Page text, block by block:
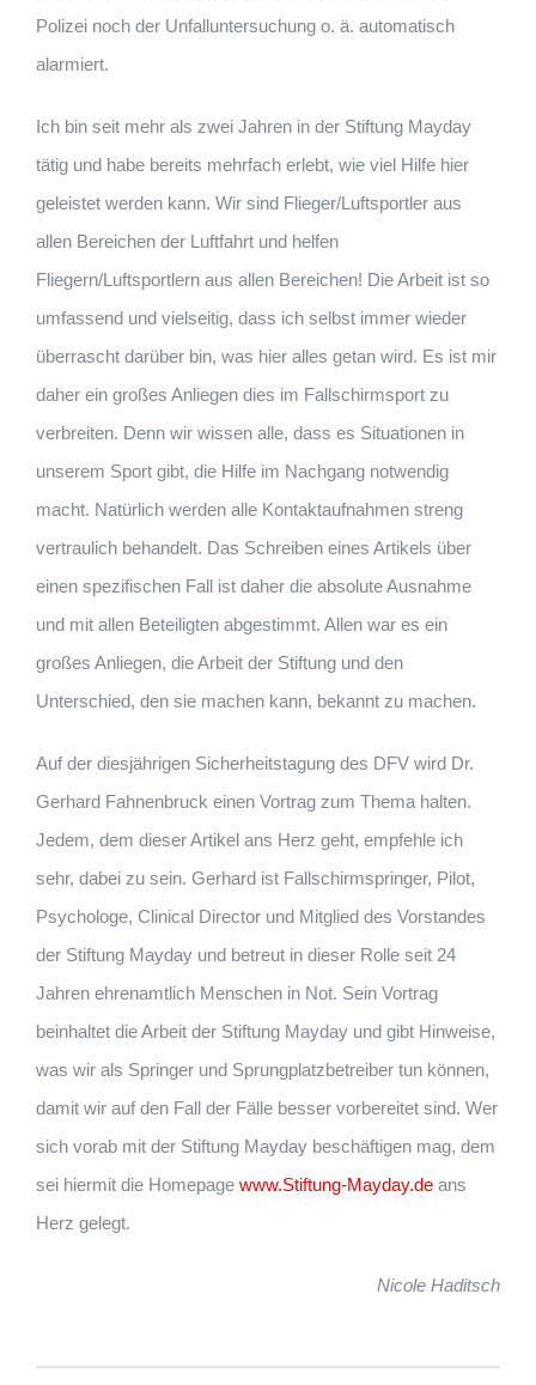
Polizei noch der Unfalluntersuchung o. ä. automatisch
alarmiert.
Ich bin seit mehr als zwei Jahren in der Stiftung Mayday
tätig und habe bereits mehrfach erlebt, wie viel Hilfe hier
geleistet werden kann. Wir sind Flieger/Luftsportler aus
allen Bereichen der Luftfahrt und helfen
Fliegern/Luftsportlern aus allen Bereichen! Die Arbeit ist so
umfassend und vielseitig, dass ich selbst immer wieder
überrascht darüber bin, was hier alles getan wird. Es ist mir
daher ein großes Anliegen dies im Fallschirmsport zu
verbreiten. Denn wir wissen alle, dass es Situationen in
unserem Sport gibt, die Hilfe im Nachgang notwendig
macht. Natürlich werden alle Kontaktaufnahmen streng
vertraulich behandelt. Das Schreiben eines Artikels über
einen spezifischen Fall ist daher die absolute Ausnahme
und mit allen Beteiligten abgestimmt. Allen war es ein
großes Anliegen, die Arbeit der Stiftung und den
Unterschied, den sie machen kann, bekannt zu machen.
Auf der diesjährigen Sicherheitstagung des DFV wird Dr.
Gerhard Fahnenbruck einen Vortrag zum Thema halten.
Jedem, dem dieser Artikel ans Herz geht, empfehle ich
sehr, dabei zu sein. Gerhard ist Fallschirmspringer, Pilot,
Psychologe, Clinical Director und Mitglied des Vorstandes
der Stiftung Mayday und betreut in dieser Rolle seit 24
Jahren ehrenamtlich Menschen in Not. Sein Vortrag
beinhaltet die Arbeit der Stiftung Mayday und gibt Hinweise,
was wir als Springer und Sprungplatzbetreiber tun können,
damit wir auf den Fall der Fälle besser vorbereitet sind. Wer
sich vorab mit der Stiftung Mayday beschäftigen mag, dem
sei hiermit die Homepage www.Stiftung-Mayday.de ans
Herz gelegt.
Nicole Haditsch